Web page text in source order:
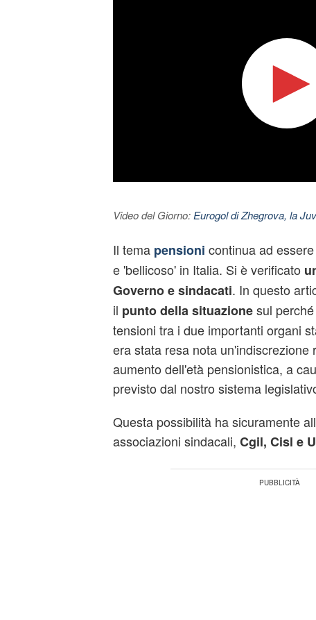
Video del Giorno: Eurogol di Zhegrova, la
Il tema pensioni continua ad
e 'bellicoso' in Italia. Si è verificato
Governo e sindacati. In questo
il punto della situazionesul perché
tensioni tra i due importanti organi
era stata resa nota un'indiscrezione
aumento dell'età pensionistica, a
previsto dal nostro sistema
Questa possibilità ha sicuramente
associazioni sindacali, Cgil, Cisl e